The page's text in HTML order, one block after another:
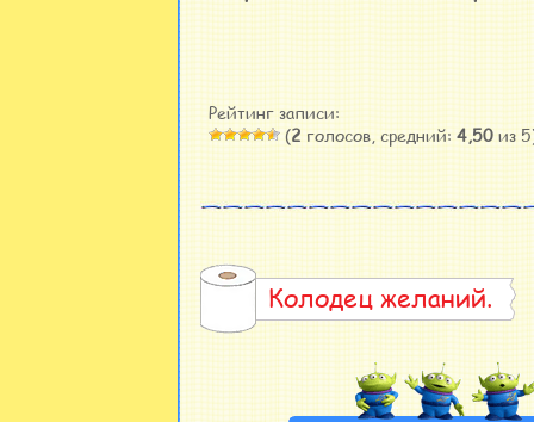
Рейтинг записи:
(2 голосов, средний: 4,50из
Колодец желаний.